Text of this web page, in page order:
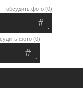
обсудить фото (0)
.
#
фото (0)
.
#